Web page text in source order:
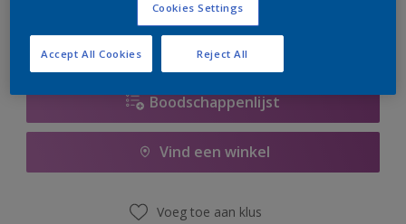
Boodschappenlijst
Vind een winkel
Voeg toe aan klus
Cookies Settings
Reject All
Accept All Cookies